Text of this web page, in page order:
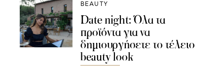
BEAUTY
Date night: Όλα τα
προϊόντα για να
δημιουργήσετε το τέλειο
beauty look